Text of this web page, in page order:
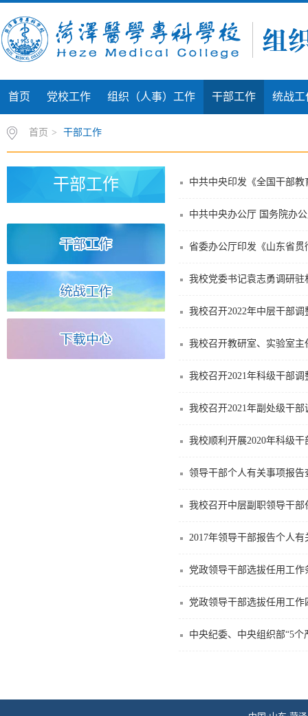
首页 党校工作 组织（人事）工作 干部工作 统战工
首页 > 干部工作
干部工作 中共中央印发《全国干部教
中共中央办公厅 国务院办
省委办公厅印发《山东省
我校党委书记袁志勇调研
我校召开2022年中层干部
我校召开教研室、实验室
我校召开2021年科级干部
我校召开2021年副处级干
我校顺利开展2020年科级
领导干部个人有关事项报告
我校召开中层副职领导干部
2017年领导干部报告个人
党政领导干部选拔任用工作
党政领导干部选拔任用工作
中央纪委、中央组织部“5